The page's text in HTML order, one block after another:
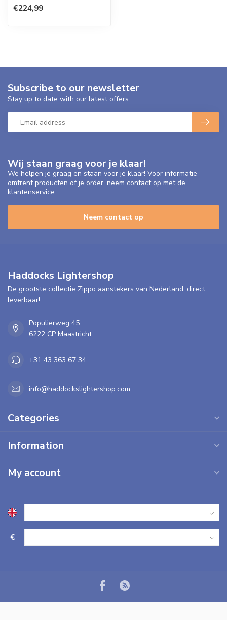
€224,99
Wij staan graag voor je klaar!
We helpen je graag en staan voor je klaar! Voor informatie
omtrent producten of je order, neem contact op met de
klantenservice
Neem contact op
Subscribe to our newsletter
Stay up to date with our latest offers
Haddocks Lightershop
De grootste collectie Zippo aanstekers van Nederland, direct
leverbaar!
Populierweg 45
6222 CP Maastricht
+31 43 363 67 34
info@haddockslightershop.com
Categories
Information
My account
€